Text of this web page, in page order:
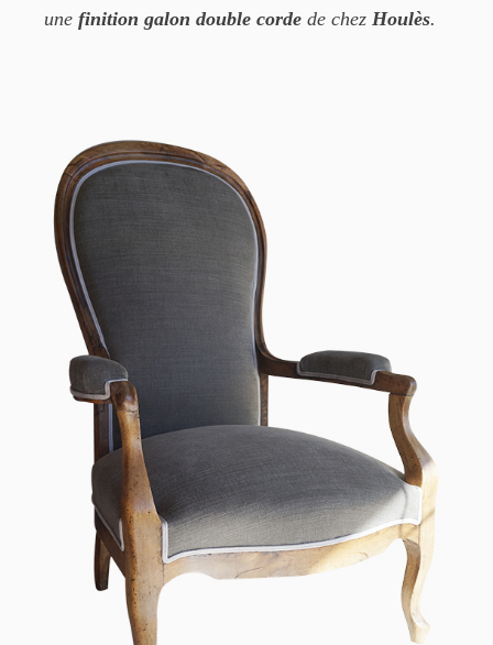
une finition galon double corde de chez Houlès.